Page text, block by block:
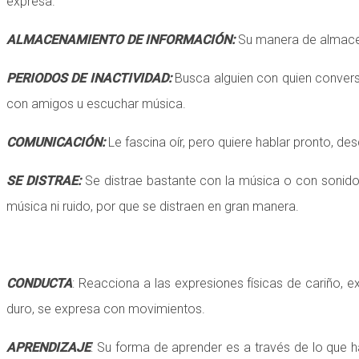
ALMACENAMIENTO DE INFORMACIÓN:Su manera de
PERIODOS DE INACTIVIDAD:Busca alguien con quien
con amigos u escuchar música.
COMUNICACIÓN:Le fascina oír, pero quiere hablar pronto,
SE DISTRAE:Se distrae bastante con la música o con
música ni ruido, por que se distraen en gran manera.
CONDUCTA: Reacciona a las expresiones físicas de cariño,
duro, se expresa con movimientos.
APRENDIZAJE: Su forma de aprender es a través de lo que